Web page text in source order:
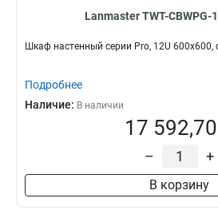
Lanmaster TWT-CBWPG-
Шкаф настенный серии Pro, 12U 600x600,
Подробнее
Наличие: В наличии
17
– +
В корзину